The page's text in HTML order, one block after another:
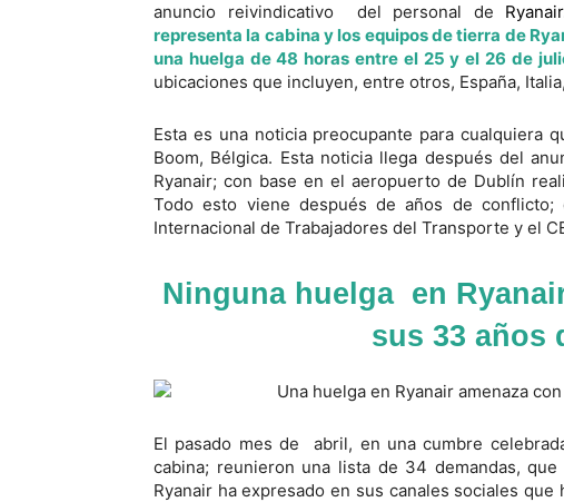
anuncio reivindicativo del personal de
representa la cabina y los equipos de tierra de
una huelga de 48 horas entre el 25 y el 26 de
ubicaciones que incluyen, entre otros, España,
Esta es una noticia preocupante para cualquiera
Boom, Bélgica. Esta noticia llega después del
Ryanair; con base en el aeropuerto de Dublín
Todo esto viene después de años de conflicto;
Internacional de Trabajadores del Transporte y el
Ninguna huelga en
sus 33 años
El pasado mes de abril, en una cumbre
cabina; reunieron una lista de 34 demandas, que
Ryanair ha expresado en sus canales sociales